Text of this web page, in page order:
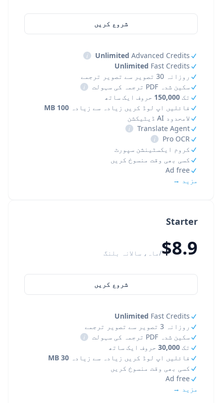
Starter
$8.9/ماہ، سالانہ بلنگ
شروع کریں
Unlimited Fast Credits
روزانہ 3 تصویر سے تصویر ترجمے
سکین شدہ PDF ترجمہ کی سہولت
i
تک 30,000 حروف ایک ساتھ
فائلیں اپ لوڈ کریں زیادہ سے زیادہ 30 MB
کسی بھی وقت منسوخ کریں
Ad free
مزید →
شروع کریں
Unlimited Advanced Credits
i
Unlimited Fast Credits
روزانہ 30 تصویر سے تصویر ترجمے
سکین شدہ PDF ترجمہ کی سہولت
i
تک 150,000 حروف ایک ساتھ
فائلیں اپ لوڈ کریں زیادہ سے زیادہ 100 MB
لامحدود AI ڈیٹیکشن
Translate Agent
i
Pro OCR
i
کروم ایکسٹینشن سپورٹ
کسی بھی وقت منسوخ کریں
Ad free
مزید →